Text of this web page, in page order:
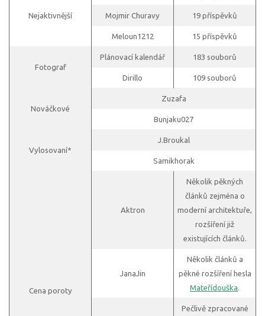
Nejaktivnější Mojmir Churavy 19 příspěvků
Meloun1212 15 příspěvků
Fotograf
Plánovací kalendář 183 souborů
Dirillo 109 souborů
Nováčkové
Zuzafa
Bunjaku027
Vylosovaní*
J.Broukal
Samikhorak
Cena poroty
Aktron
Několik pěkných
článků zejména o
moderní architektuře,
rozšíření již
existujících článků.
JanaJin
Několik článků a
pěkné rozšíření hesla
Mateřídouška
Pečlivě zpracované